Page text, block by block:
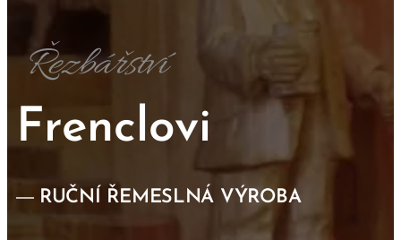
Řezbářství
Frenclovi
RUČNÍ ŘEMESLNÁ VÝROBA